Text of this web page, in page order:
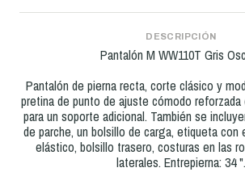
DESCRIPCIÓN
Pantalón M WW110T Gris
Pantalón de pierna recta, corte clásico y
pretina de punto de ajuste cómodo
para un soporte adicional. También se
de parche, un bolsillo de carga, etiqueta
elástico, bolsillo trasero, costuras en las
laterales. Entrepierna: 34 ".